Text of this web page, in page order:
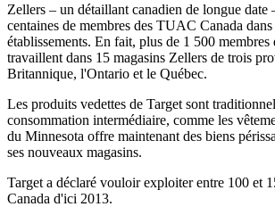
Zellers – un détaillant canadien de longue date
centaines de membres des TUAC Canada
établissements. En fait, plus de 1 500
travaillent dans 15 magasins Zellers de trois
Britannique, l'Ontario et le Québec.
Les produits vedettes de Target sont
consommation intermédiaire, comme les
du Minnesota offre maintenant des biens
ses nouveaux magasins.
Target a déclaré vouloir exploiter entre 100 et
Canada d'ici 2013.